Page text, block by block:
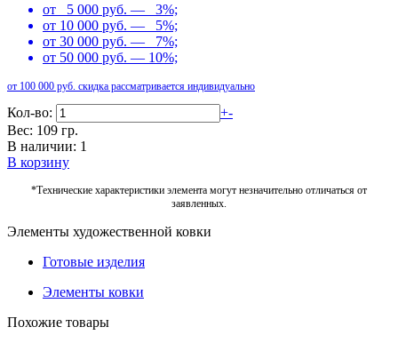
от 5 000 руб. — 3%;
от 10 000 руб. — 5%;
от 30 000 руб. — 7%;
от 50 000 руб. — 10%;
от 100 000 руб. скидка рассматривается индивидуально
Кол-во: +-
Вес: 109 гр.
В наличии: 1
В корзину
*Технические характеристики элемента могут незначительно отличаться от
заявленных.
Элементы художественной ковки
Готовые изделия
Элементы ковки
Похожие товары